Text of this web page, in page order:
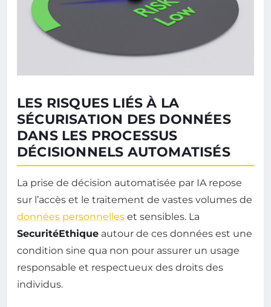
LES RISQUES LIÉS À LA
SÉCURISATION DES DONNÉES
DANS LES PROCESSUS
DÉCISIONNELS AUTOMATISÉS
La prise de décision automatisée par IA repose
sur l’accès et le traitement de vastes volumes de
données personnelles et sensibles. La
SecuritéEthique autour de ces données est une
condition sine qua non pour assurer un usage
responsable et respectueux des droits des
individus.